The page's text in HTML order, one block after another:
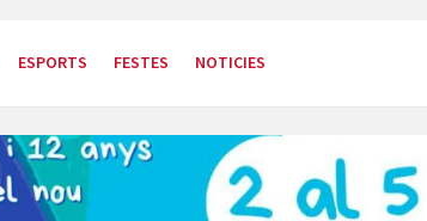
ESPORTS FESTES NOTICIES